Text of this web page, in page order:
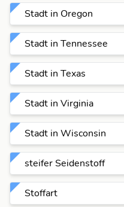
Stadt in Oregon
Stadt in Tennessee
Stadt in Texas
Stadt in Virginia
Stadt in Wisconsin
steifer Seidenstoff
Stoffart